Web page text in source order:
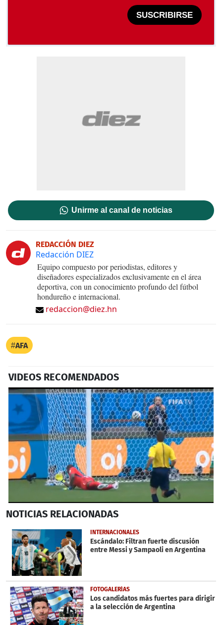
SUSCRIBIRSE
Unirme al canal de noticias
REDACCIÓN DIEZ
Redacción DIEZ
Equipo compuesto por periodistas, editores y
diseñadores especializados exclusivamente en el área
deportiva, con un conocimiento profundo del fútbol
hondureño e internacional.
redaccion@diez.hn
AFA
VIDEOS RECOMENDADOS
seconds
33
seconds
NOTICIAS RELACIONADAS
INTERNACIONALES
Escándalo: Filtran fuerte discusión
entre Messi y Sampaoli en Argentina
FOTOGALERÍAS
Los candidatos más fuertes para dirigir
a la selección de Argentina